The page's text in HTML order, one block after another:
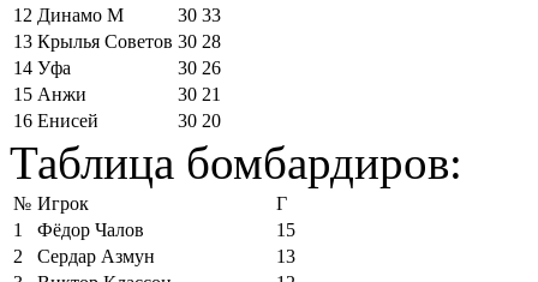
12 Динамо М 30 33
13 Крылья Советов 30 28
14 Уфа 30 26
15 Анжи 30 21
16 Енисей 30 20
Таблица бомбардиров:
№ Игрок
Г
1
Фёдор Чалов
15
2
Сердар Азмун
13